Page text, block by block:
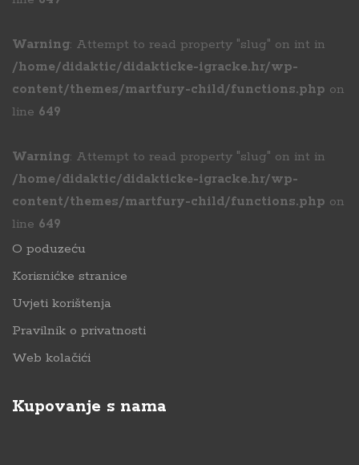
Warning: Attempt to read property "slug" on int in
/home/didaktic/didakticke-igracke.hr/wp-
content/themes/martfury-child/functions.php on
line 649
Warning: Attempt to read property "slug" on int in
/home/didaktic/didakticke-igracke.hr/wp-
content/themes/martfury-child/functions.php on
line 649
O poduzeću
Korisnićke stranice
Uvjeti korištenja
Pravilnik o privatnosti
Web kolačići
Kupovanje s nama